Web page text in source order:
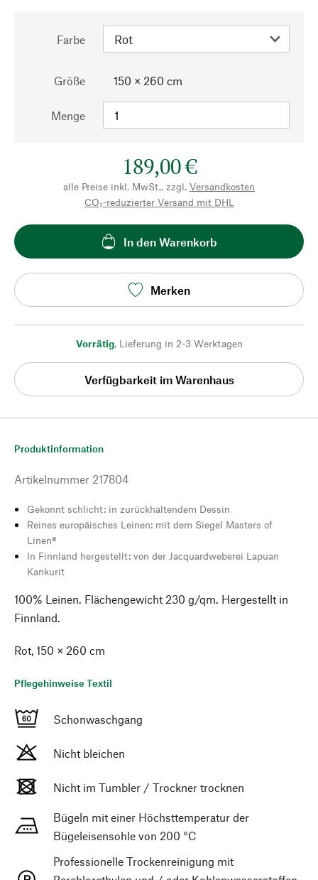
Farbe
Größe 150 × 260 cm
Menge
189,00 €
alle Preise inkl. MwSt., zzgl. Versandkosten
CO₂-reduzierter Versand mit DHL
In den Warenkorb
Merken
Vorrätig, Lieferung in 2-3 Werktagen
Verfügbarkeit im Warenhaus
Produktinformation
Artikelnummer 217804
Gekonnt schlicht: in zurückhaltendem Dessin
Reines europäisches Leinen: mit dem Siegel Masters of
Linen®
In Finnland hergestellt: von der Jacquardweberei Lapuan
Kankurit
100% Leinen. Flächengewicht 230 g/qm. Hergestellt in
Finnland.
Rot, 150 × 260 cm
Pflegehinweise Textil
Schonwaschgang
Nicht bleichen
Nicht im Tumbler / Trockner trocknen
Bügeln mit einer Höchsttemperatur der
Bügeleisensohle von 200 °C
Professionelle Trockenreinigung mit